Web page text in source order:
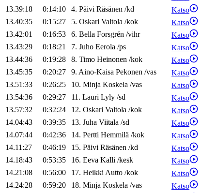
13.39:18
0:14:10 4. Päivi Räsänen /kd
Katso
13.40:35
0:15:27 5. Oskari Valtola /kok
Katso
13.42:01
0:16:53 6. Bella Forsgrén /vihr
Katso
13.43:29
0:18:21 7. Juho Eerola /ps
Katso
13.44:36
0:19:28 8. Timo Heinonen /kok
Katso
13.45:35
0:20:27 9. Aino-Kaisa Pekonen /vas
Katso
13.51:33
0:26:25 10. Minja Koskela /vas
Katso
13.54:36
0:29:27 11. Lauri Lyly /sd
Katso
13.57:32
0:32:24 12. Oskari Valtola /kok
Katso
14.04:43
0:39:35 13. Juha Viitala /sd
Katso
14.07:44
0:42:36 14. Pertti Hemmilä /kok
Katso
14.11:27
0:46:19 15. Päivi Räsänen /kd
Katso
14.18:43
0:53:35 16. Eeva Kalli /kesk
Katso
14.21:08
0:56:00 17. HeikkiAutto /kok
Katso
14.24:28
0:59:20 18. Minja Koskela /vas
Katso